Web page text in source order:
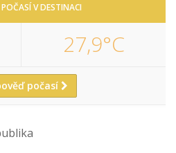
V DESTINACI
27,9°C
počasí